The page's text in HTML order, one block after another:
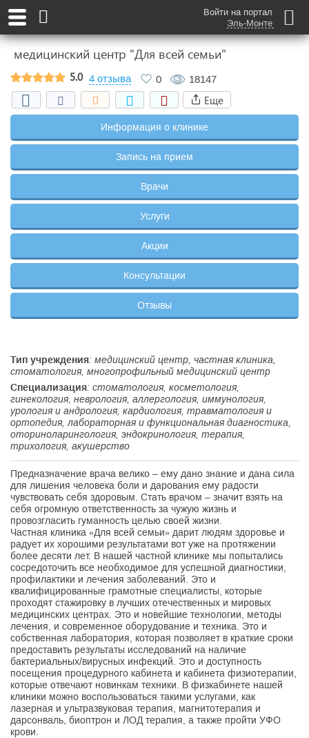
Войти на портал
Эль-Монте
медицинский центр "Для всей семьи"
5.0 4 отзыва 0 18147
Еще
Информация о клинике
Запись на прием
Врачи
Услуги
Акции
Консультации
Отзывы
Тип учреждения: медицинский центр, частная клиника,
стоматология, многопрофильный медицинский центр
Специализация: стоматология, косметология,
гинекология, неврология, аллергология, иммунология,
урология и андрология, кардиология, травматология и
ортопедия, лабораторная и функциональная диагностика,
оториноларингология, эндокринология, терапия,
трихология, акушерство
Предназначение врача велико – ему дано знание и дана сила
для лишения человека боли и дарования ему радости
чувствовать себя здоровым. Стать врачом – значит взять на
себя огромную ответственность за чужую жизнь и
провозгласить гуманность целью своей жизни.
Частная клиника «Для всей семьи» дарит людям здоровье и
радует их хорошими результатами вот уже на протяжении
более десяти лет. В нашей частной клинике мы попытались
сосредоточить все необходимое для успешной диагностики,
профилактики и лечения заболеваний. Это и
квалифицированные грамотные специалисты, которые
проходят стажировку в лучших отечественных и мировых
медицинских центрах. Это и новейшие технологии, методы
лечения, и современное оборудование и техника. Это и
собственная лаборатория, которая позволяет в краткие сроки
предоставить результаты исследований на наличие
бактериальных/вирусных инфекций. Это и доступность
посещения процедурного кабинета и кабинета физиотерапии,
которые отвечают новинкам техники. В физкабинете нашей
клиники можно воспользоваться такими услугами, как
лазерная и ультразвуковая терапия, магнитотерапия и
дарсонваль, биоптрон и ЛОД терапия, а также пройти УФО
крови.